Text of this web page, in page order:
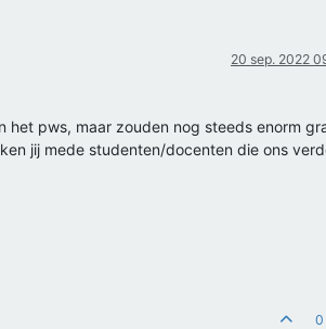
20 sep. 2022
pws, maar zouden nog steeds enorm
jij mede studenten/docenten die ons
0